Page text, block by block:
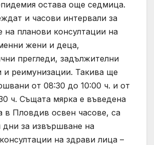
остава още седмица.
и часови интервали за
на планови консултации на
жени и деца,
прегледи, задължителни
и реимунизации. Такива ще
от 08:30 до 10:00 ч. и от
ч. Същата мярка е въведена
в Пловдив освен часове, са
дни за извършване на
на здрави лица –